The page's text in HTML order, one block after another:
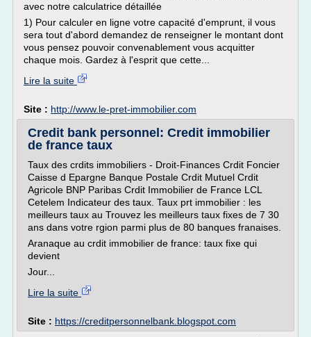
avec notre calculatrice détaillée
1) Pour calculer en ligne votre capacité d'emprunt, il vous
sera tout d'abord demandez de renseigner le montant dont
vous pensez pouvoir convenablement vous acquitter
chaque mois. Gardez à l'esprit que cette...
Lire la suite
Site : http://www.le-pret-immobilier.com
Credit bank personnel: Credit immobilier
de france taux
Taux des crdits immobiliers - Droit-Finances Crdit Foncier
Caisse d Epargne Banque Postale Crdit Mutuel Crdit
Agricole BNP Paribas Crdit Immobilier de France LCL
Cetelem Indicateur des taux. Taux prt immobilier : les
meilleurs taux au Trouvez les meilleurs taux fixes de 7 30
ans dans votre rgion parmi plus de 80 banques franaises.
Aranaque au crdit immobilier de france: taux fixe qui
devient
Jour...
Lire la suite
Site : https://creditpersonnelbank.blogspot.com